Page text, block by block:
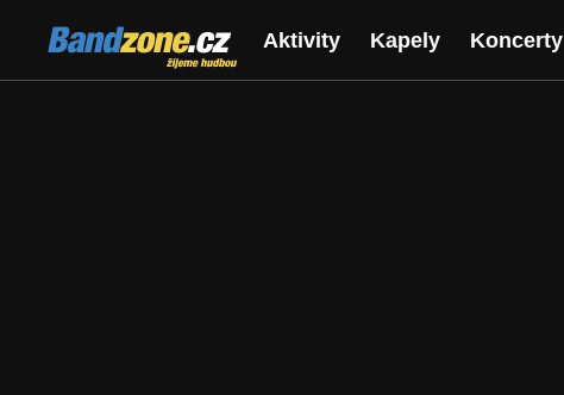
Bandzone.cz
žijeme hudbou
Aktivity Kapely Koncerty